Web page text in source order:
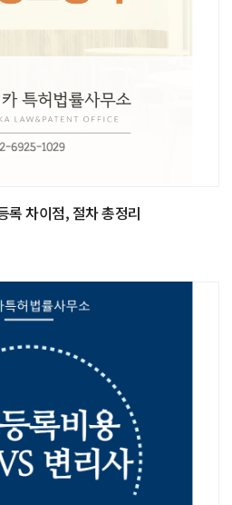
록 차이점, 절차 총정리